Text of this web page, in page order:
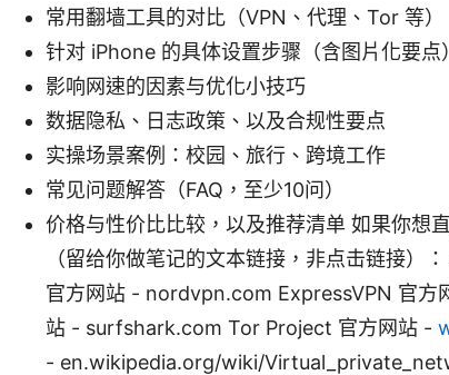
常用翻墙工具的对比（VPN、代理、Tor 等）
针对 iPhone 的具体设置步骤（含图片化要点）
影响网速的因素与优化小技巧
数据隐私、日志政策、以及合规性要点
实操场景案例：校园、旅行、跨境工作
常见问题解答（FAQ，至少10问）
价格与性价比比较，以及推荐清单 如果你想
（留给你做笔记的文本链接，非点击链接
官方网站 - nordvpn.com ExpressVPN 官
站 - surfshark.com Tor Project 官方网站 -
- en.wikipedia.org/wiki/